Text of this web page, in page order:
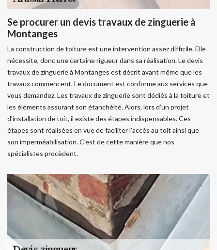
Se procurer un devis travaux de zinguerie à
Montanges
La construction de toiture est une intervention assez difficile. Elle
nécessite, donc une certaine rigueur dans sa réalisation. Le devis
travaux de zinguerie à Montanges est décrit avant même que les
travaux commencent. Le document est conforme aux services que
vous demandez. Les travaux de zinguerie sont dédiés à la toiture et
les éléments assurant son étanchéité. Alors, lors d’un projet
d’installation de toit, il existe des étapes indispensables. Ces
étapes sont réalisées en vue de faciliter l’accès au toit ainsi que
son imperméabilisation. C’est de cette manière que nos
spécialistes procèdent.